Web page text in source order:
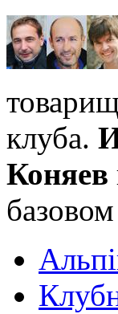
клуба.
Коняев